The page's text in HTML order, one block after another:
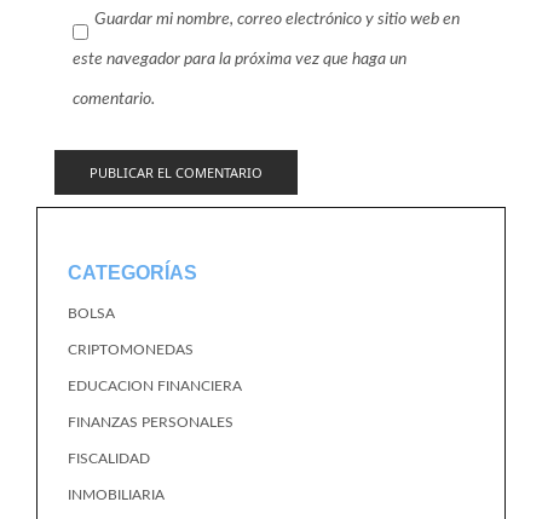
Guardar mi nombre, correo electrónico y sitio web en
este navegador para la próxima vez que haga un
comentario.
CATEGORÍAS
BOLSA
CRIPTOMONEDAS
EDUCACION FINANCIERA
FINANZAS PERSONALES
FISCALIDAD
INMOBILIARIA